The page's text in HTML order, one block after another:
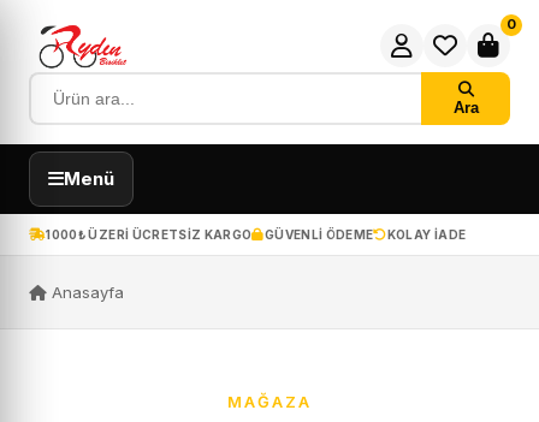
Ara
0
Menü
1000₺ ÜZERI ÜCRETSIZ KARGO GÜVENLI ÖDEME KOLAY IADE
Anasayfa
MAĞAZA